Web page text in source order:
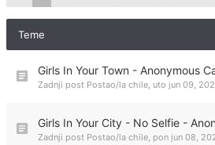
Teme
Girls In Your Town - Anonymous
Zadnji post Postao/la chile, uto jun 09,
Girls In Your City - No Selfie -
Zadnji post Postao/la chile, pon jun 08,